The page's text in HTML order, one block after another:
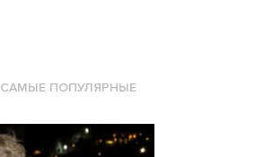
САМЫЕ ПОПУЛЯРНЫЕ